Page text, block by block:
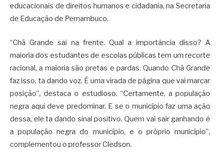
educacionais de direitos humanos e cidadania, na Secretaria
de Educação de Pernambuco.
“Chã Grande sai na frente. Qual a importância disso? A
maioria dos estudantes de escolas públicas tem um recorte
racional, a maioria são pretas e pardas. Quando Chã Grande
faz isso, ta dando voz. É uma virada de página que vai marcar
posição”, destaca o estudioso. “Certamente, a população
negra aqui deve predominar. E se o município faz uma ação
dessa, ele ta dando sinal positivo. Quem vai sair ganhando é
a população negra do município, e o próprio município”,
complementou o professor Cledson.